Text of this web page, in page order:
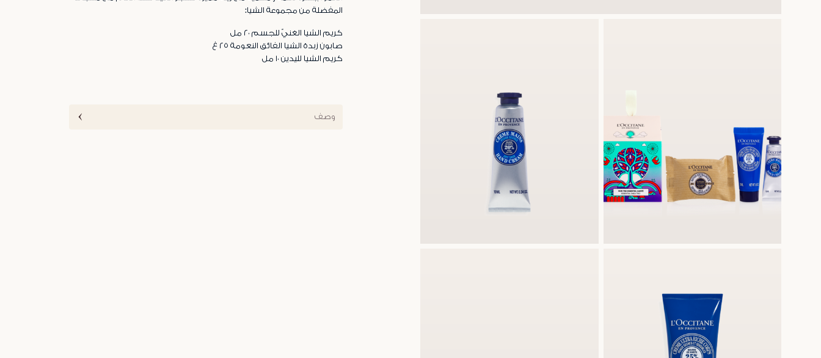
المفضلة من مجموعة الشيا:
كريم الشيا الغنيّ للجسم ٢٠ مل
صابون زبدة الشيا الفائق النعومة ٢٥ غ
كريم الشيا لليدين ١٠ مل
وصف